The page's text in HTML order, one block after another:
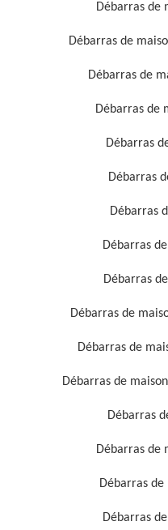
Débarras de
Débarras de
Débarras de
Débarras de
Débarras
Débarras
Débarras
Débarras
Débarras
Débarras de
Débarras de
Débarras de
Débarras
Débarras de
Débarras de
Débarras